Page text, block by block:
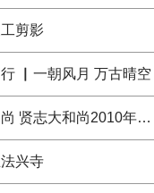
剪影
▏一朝风月 万古晴空
明海大和尚 贤志大和尚2010年法兴寺恢复重建奠基仪式上的开示讲话
兴寺